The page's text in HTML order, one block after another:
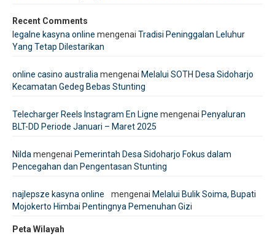
Recent Comments
legalne kasyna online mengenai Tradisi Peninggalan Leluhur
Yang Tetap Dilestarikan
online casino australia mengenai Melalui SOTH Desa Sidoharjo
Kecamatan Gedeg Bebas Stunting
Telecharger Reels Instagram En Ligne mengenai Penyaluran
BLT-DD Periode Januari – Maret 2025
Nilda mengenai Pemerintah Desa Sidoharjo Fokus dalam
Pencegahan dan Pengentasan Stunting
najlepsze kasyna online mengenai Melalui Bulik Soima, Bupati
Mojokerto Himbai Pentingnya Pemenuhan Gizi
Peta Wilayah